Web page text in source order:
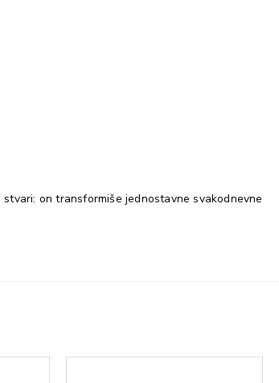
on transformiše jednostavne svakodnevne